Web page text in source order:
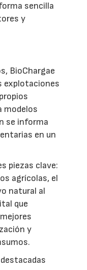
sencilla
y
BioChargae
explotaciones
modelos
se informa
en un
piezas clave:
agrícolas, el
natural al
que
y